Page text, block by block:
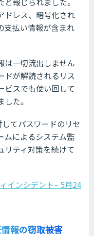
ドレス、暗号化され
支払い情報が含まれ
は一切流出しません
ドが解読されるリス
ビスでも使い回して
た。
てパスワードのリセ
ムによるシステム監
リティ対策を続けて
インシデント– 5月24
報の窃取被害